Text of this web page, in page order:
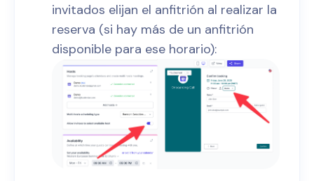
invitados elijan el anfitrión al realizar la
reserva (si hay más de un anfitrión
disponible para ese horario):